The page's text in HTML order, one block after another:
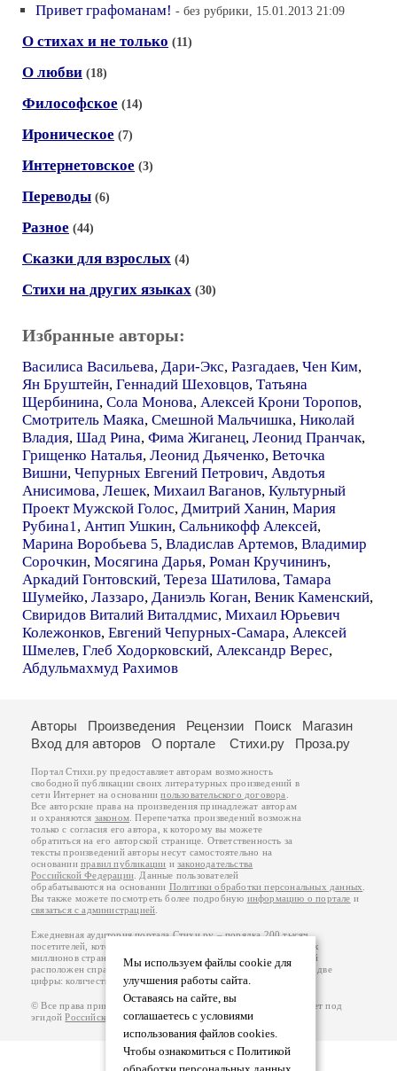
Привет графоманам! - без рубрики, 15.01.2013 21:09
О стихах и не только (11)
О любви (18)
Философское (14)
Ироническое (7)
Интернетовское (3)
Переводы (6)
Разное (44)
Сказки для взрослых (4)
Стихи на других языках (30)
Избранные авторы:
Василиса Васильева, Дари-Экс, Разгадаев, Чен Ким,
Ян Бруштейн, Геннадий Шеховцов, Татьяна
Щербинина, Сола Монова, Алексей Крони Торопов,
Смотритель Маяка, Смешной Мальчишка, Николай
Владия, Шад Рина, Фима Жиганец, Леонид Пранчак,
Грищенко Наталья, Леонид Дьяченко, Веточка
Вишни, Чепурных Евгений Петрович, Авдотья
Анисимова, Лешек, Михаил Ваганов, Культурный
Проект Мужской Голос, Дмитрий Ханин, Мария
Рубина1, Антип Ушкин, Сальникофф Алексей,
Марина Воробьева 5, Владислав Артемов, Владимир
Сорочкин, Мосягина Дарья, Роман Кручининъ,
Аркадий Гонтовский, Тереза Шатилова, Тамара
Шумейко, Лаззаро, Даниэль Коган, Веник Каменский,
Свиридов Виталий Виталдмис, Михаил Юрьевич
Колежонков, Евгений Чепурных-Самара, Алексей
Шмелев, Глеб Ходорковский, Александр Верес,
Абдульмахмуд Рахимов
Мы используем файлы cookie для
улучшения работы сайта.
Оставаясь на сайте, вы
соглашаетесь с условиями
использования файлов cookies.
Чтобы ознакомиться с Политикой
Авторы Произведения Рецензии Поиск
Магазин
Вход для авторов
О портале Стихи.ру Проза.ру
Портал Стихи.ру предоставляет авторам возможность
свободной публикации своих литературных произведений в
сети Интернет на основаниипользовательского договора.
Все авторские права на произведения принадлежат авторам
и охраняются законом. Перепечатка произведений возможна
только с согласия его автора, к которому вы можете
обратиться на его авторской странице. Ответственность за
тексты произведений авторы несут самостоятельно на
основанииправил публикации изаконодательства
Российской Федерации. Данные пользователей
обрабатываются на основании Политики обработки персональных данных.
Вы также можете посмотреть более подробную информацию о портале и
связаться с администрацией.
Ежедневная аудитория портала Стихи.ру – порядка 200 тысяч
посетителей, которые в общей сумме просматривают более двух
миллионов страниц по данным счетчика посещаемости, который
расположен справа от этого текста. В каждой графе указано по две
цифры: количество просмотров и количество посетителей.
© Все права принадлежат авторам, 2000-2026. Портал работает под
эгидойРоссийского союза писателей.18+